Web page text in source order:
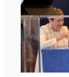
risponde
all’invito
della
Casa
del
Popolo:
“disponibilità